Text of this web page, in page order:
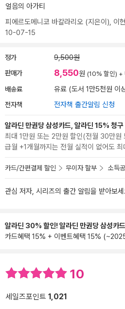
얼음의 아가티
피에르도메니코 바칼라리오 (지은이), 이
10-07-15
정가 9,500원
판매가 8,550원 (10% 할인) +
배송료 유료 (도서 1만5천원 이
전자책 전자책 출간알림 신청
알라딘 만권당 삼성카드, 알라딘 15% 청구
최대 1만원 또는 2만원 할인(전월 30만
급월 +1개월까지는 전월 실적이 없어도
카드/간편결제 할인 무이자 할부 소득
관심 저자, 시리즈의 출간 알림을 받아보
알라딘 30% 할인! 알라딘 만권당 삼성카드
카드혜택 15% + 이벤트혜택 15%
10
세일즈포인트 1,021